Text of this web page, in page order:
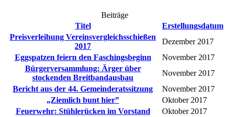
Beiträge
Titel
Erstellungsdatum
Preisverleihung Vereinsvergleichsschießen
2017
Dezember 2017
Eggspatzen feiern den Faschingsbeginn
November 2017
Bürgerversammlung: Ärger über
stockenden Breitbandausbau
November 2017
Bericht aus der 44. Gemeinderatssitzung
November 2017
„Ziemlich bunt hier”
Oktober 2017
Feuerwehr: Stühlerücken im Vorstand
Oktober 2017